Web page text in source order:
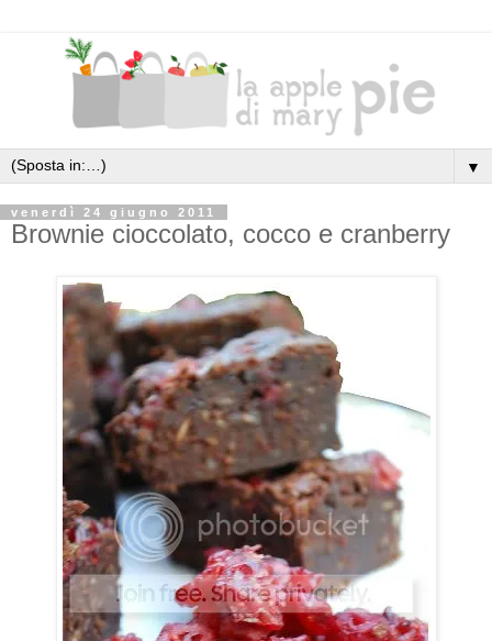
▼
venerdì 24 giugno 2011
Brownie cioccolato, cocco e cranberry